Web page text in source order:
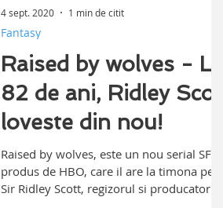
Raised by wolves - La
82 de ani, Ridley Scott
loveste din nou!
Raised by wolves, este un nou serial SF
produs de HBO, care il are la timona pe
Sir Ridley Scott, regizorul si producatorul...
Fantasy
4 sept. 2020 1 min de citit